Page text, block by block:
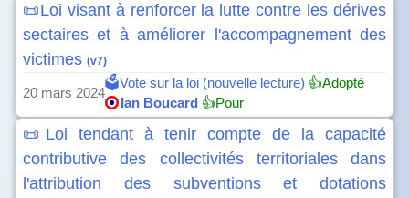
📜Loi visant à renforcer la lutte contre les dérives
sectaires et à améliorer l'accompagnement des
victimes (v7)
20 mars 2024
🗳️Vote sur la loi (nouvelle lecture) 👍Adopté
Ian Boucard 👍Pour
📜Loi tendant à tenir compte de la capacité
contributive des collectivités territoriales dans
l'attribution des subventions et dotations